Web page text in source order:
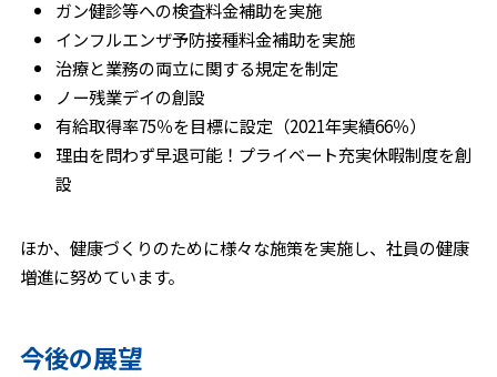
ガン健診等への検査料金補助を実施
インフルエンザ予防接種料金補助を実施
治療と業務の両立に関する規定を制定
ノー残業デイの創設
有給取得率75％を目標に設定（2021年実績66％）
理由を問わず早退可能！プライベート充実休暇制度を創
設
ほか、健康づくりのために様々な施策を実施し、社員の健康
増進に努めています。
今後の展望